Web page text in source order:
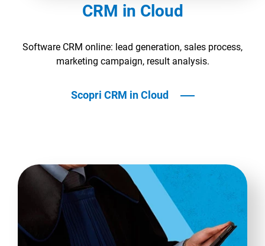
CRM in Cloud
Software CRM online: lead generation, sales process,
marketing campaign, result analysis.
Scopri CRM in Cloud